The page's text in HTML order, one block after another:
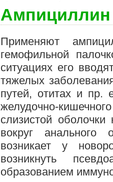
Ампициллин
Применяют
гемофильной
ситуациях его
тяжелых
путей, отитах и пр.
желудочно-
слизистой
вокруг анального
возникает у
возникнуть
образованием